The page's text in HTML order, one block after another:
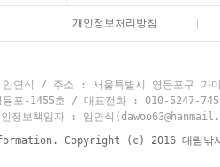
개인정보처리방침
연식 / 주소 : 서울특별시 영등포구 가
등포-1455호 / 대표전화 : 010-5247-
보책임자 : 임연식
Copyright (c) 2016 대림